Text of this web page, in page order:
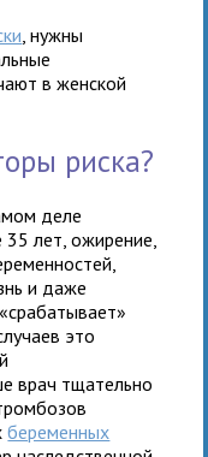
, нужны
в женской
риска?
деле
лет, ожирение,
и даже
это
врач тщательно
беременных